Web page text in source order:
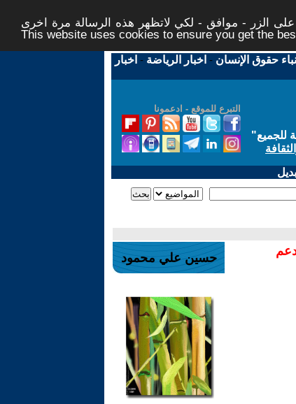
الزر - موافق - لكي لاتظهر هذه الرسالة مرة اخرى -
This website uses cookies to ensure you get the
حقوق الإنسان - اخبار الرياضة - اخبار
التبرع للموقع - ادعمونا
للجميع"
حسين علي محمود